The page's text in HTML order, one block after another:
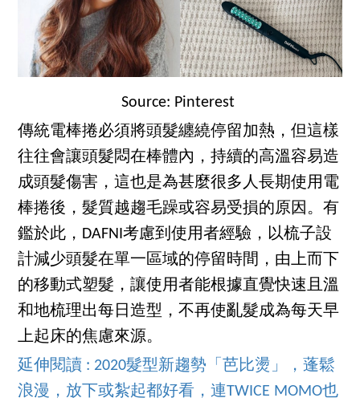
Source: Pinterest
傳統電棒捲必須將頭髮纏繞停留加熱，但這樣
往往會讓頭髮悶在棒體內，持續的高溫容易造
成頭髮傷害，這也是為甚麼很多人長期使用電
棒捲後，髮質越趨毛躁或容易受損的原因。有
鑑於此，DAFNI考慮到使用者經驗，以梳子設
計減少頭髮在單一區域的停留時間，由上而下
的移動式塑髮，讓使用者能根據直覺快速且溫
和地梳理出每日造型，不再使亂髮成為每天早
上起床的焦慮來源。
延伸閱讀 : 2020髮型新趨勢「芭比燙」，蓬鬆
浪漫，放下或紮起都好看，連TWICE MOMO也